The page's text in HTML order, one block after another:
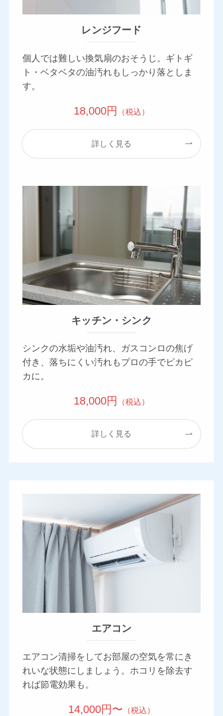
レンジフード
個人では難しい換気扇のおそうじ。ギトギ
ト・ベタベタの油汚れもしっかり落としま
す。
18,000円 （税込）
詳しく見る
キッチン・シンク
シンクの水垢や油汚れ、ガスコンロの焦げ
付き、落ちにくい汚れもプロの手でピカピ
カに。
18,000円 （税込）
詳しく見る
エアコン
エアコン清掃をしてお部屋の空気を常にき
れいな状態にしましょう。ホコリを除去す
れば節電効果も。
14,000円〜 （税込）